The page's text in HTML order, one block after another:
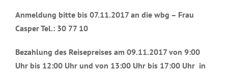
Anmeldung bitte bis 07.11.2017 an die wbg – Frau
Casper Tel.: 30 77 10
Bezahlung des Reisepreises am 09.11.2017 von 9:00
Uhr bis 12:00 Uhr und von 13:00 Uhr bis 17:00 Uhr in